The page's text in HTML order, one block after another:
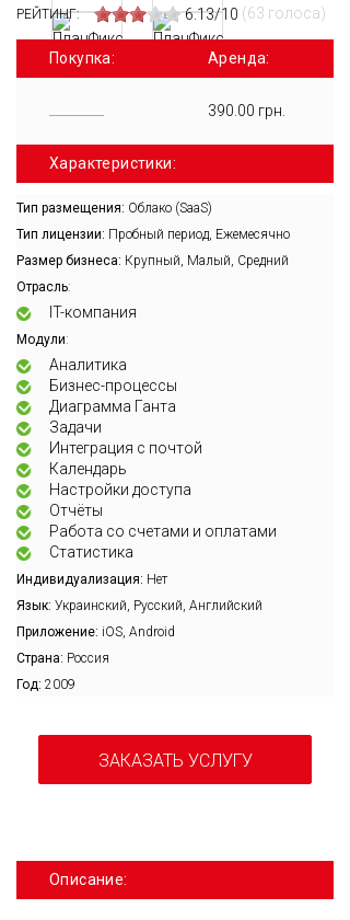
РЕЙТИНГ: 6.13/10 (63 голоса)
Покупка: Аренда:
390.00 грн.
Характеристики:
Тип размещения: Облако (SaaS)
Тип лицензии: Пробный период, Ежемесячно
Размер бизнеса: Крупный, Малый, Средний
Отрасль:
IT-компания
Модули:
Аналитика
Бизнес-процессы
Диаграмма Ганта
Задачи
Интеграция с почтой
Календарь
Настройки доступа
Отчёты
Работа со счетами и оплатами
Статистика
Индивидуализация: Нет
Язык: Украинский, Русский, Английский
Приложение: iOS, Android
Страна: Россия
Год: 2009
ЗАКАЗАТЬ УСЛУГУ
Описание: